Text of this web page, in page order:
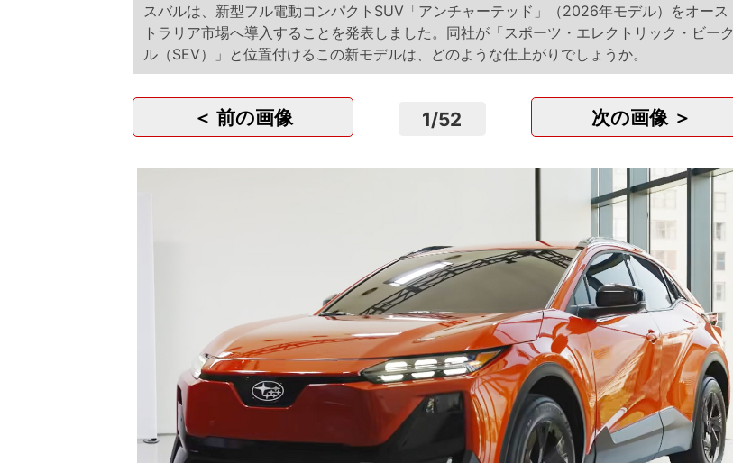
スバルは、新型フル電動コンパクトSUV「アンチャーテッド」（2026年モデル）をオース
トラリア市場へ導入することを発表しました。同社が「スポーツ・エレクトリック・ビーク
ル（SEV）」と位置付けるこの新モデルは、どのような仕上がりでしょうか。
＜ 前の画像 1/52 次の画像 ＞